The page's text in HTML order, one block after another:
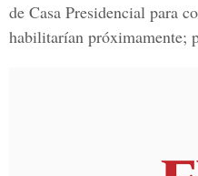
de Casa Presidencial para
habilitarían próximamente;